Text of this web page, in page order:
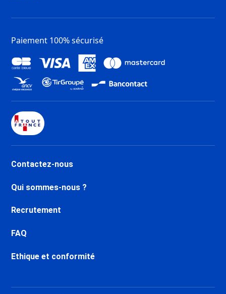
Paiement 100% sécurisé
Contactez-nous
Qui sommes-nous ?
Recrutement
FAQ
Ethique et conformité